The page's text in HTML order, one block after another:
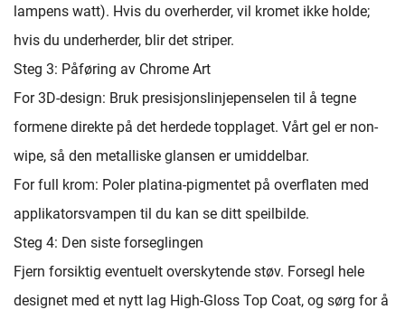
lampens watt). Hvis du overherder, vil kromet ikke holde;
hvis du underherder, blir det striper.
Steg 3: Påføring av Chrome Art
For 3D-design: Bruk presisjonslinjepenselen til å tegne
formene direkte på det herdede topplaget. Vårt gel er non-
wipe, så den metalliske glansen er umiddelbar.
For full krom: Poler platina-pigmentet på overflaten med
applikatorsvampen til du kan se ditt speilbilde.
Steg 4: Den siste forseglingen
Fjern forsiktig eventuelt overskytende støv. Forsegl hele
designet med et nytt lag High-Gloss Top Coat, og sørg for å